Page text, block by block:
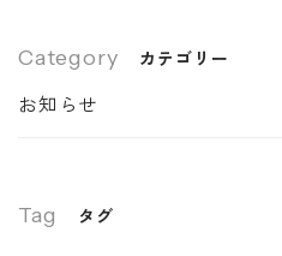
Category カテゴリー
お知らせ
Tag タグ